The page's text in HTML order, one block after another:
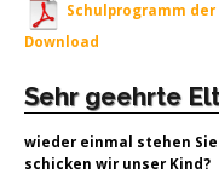
Schulprogramm der
Download
Sehr geehrte
wieder einmal stehen
schicken wir unser Kind?